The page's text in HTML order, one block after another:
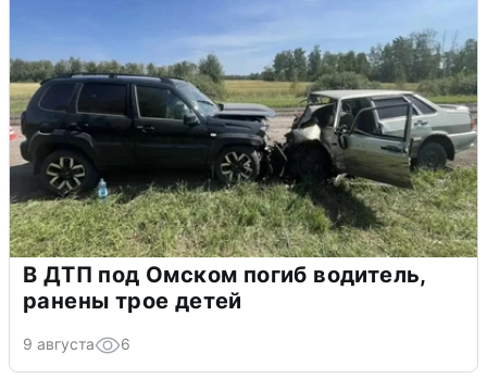
В ДТП под Омском погиб водитель,
ранены трое детей
9 августа 6